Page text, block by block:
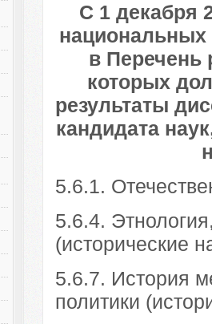
С 1 декабря
в Перечень
которых
результаты
кандидата
5.6.1.
5.6.4.
(исторические
5.6.7. История
политики